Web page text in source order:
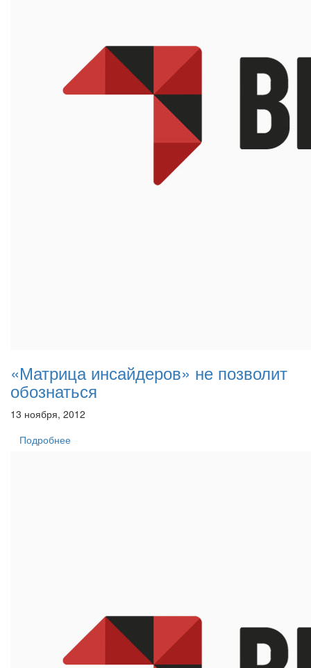
«Матрица инсайдеров» не позволит
обознаться
13 ноября, 2012
Подробнее